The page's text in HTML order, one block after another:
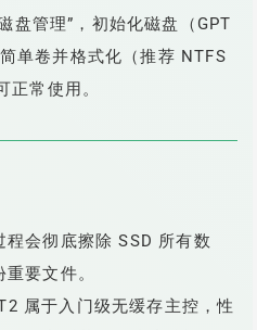
盘管理”，初始化磁盘（GPT
单卷并格式化（推荐 NTFS
正常使用。
程会彻底擦除 SSD 所有数
要文件。
属于入门级无缓存主控，性